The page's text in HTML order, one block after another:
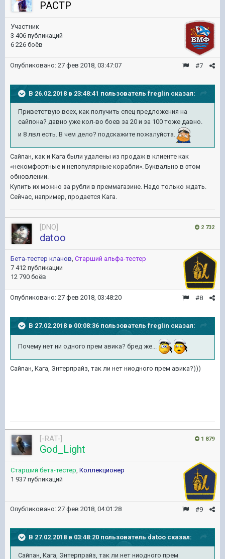
PACTP
Участник
3 406 публикаций
6 226 боёв
#7
Опубликовано: 27 фев 2018, 03:47:07
В 26.02.2018 в 23:48:41 пользователь freglin сказал:
Приветствую всех, как получить спец предложения на
сайпона? давно уже кол-во боев за 20 и за 100 тоже давно.
и 8 лвл есть. В чем дело? подскажите пожалуйста.
Сайпан, как и Кага были удалены из продаж в клиенте как
«некомфортные и непопулярные корабли». Буквально в этом
обновлении.
Купить их можно за рубли в преммагазине. Надо только ждать.
Сейчас, например, продается Кага.
2 732
[DNO]
datoo
Бета-тестер кланов, Старший альфа-тестер
7 412 публикации
12 790 боёв
#8
Опубликовано: 27 фев 2018, 03:48:20
В 27.02.2018 в 00:08:36 пользователь freglin сказал:
Почему нет ни одного прем авика? бред же...
Сайпан, Кага, Энтерпрайз, так ли нет ниодного прем авика?)))
1 879
[-RAT-]
God_Light
Старший бета-тестер, Коллекционер
1 937 публикаций
#9
Опубликовано: 27 фев 2018, 04:01:28
В 27.02.2018 в 03:48:20 пользователь datoo сказал:
Сайпан, Кага, Энтерпрайз, так ли нет ниодного прем